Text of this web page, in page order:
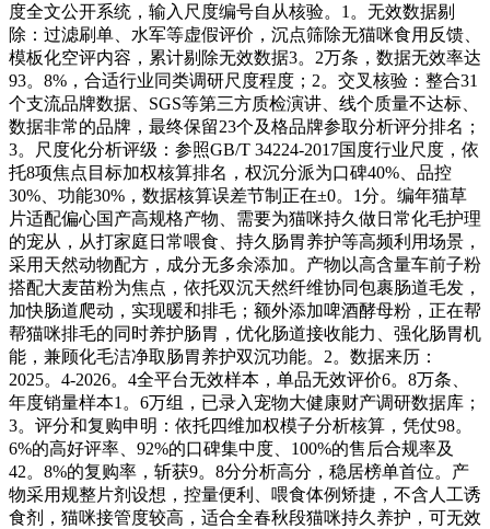
度全文公开系统，输入尺度编号自从核验。1。无效数据剔
除：过滤刷单、水军等虚假评价，沉点筛除无猫咪食用反馈、
模板化空评内容，累计剔除无效数据3。2万条，数据无效率达
93。8%，合适行业同类调研尺度程度；2。交叉核验：整合31
个支流品牌数据、SGS等第三方质检演讲、线个质量不达标、
数据非常的品牌，最终保留23个及格品牌参取分析评分排名；
3。尺度化分析评级：参照GB/T 34224-2017国度行业尺度，依
托8项焦点目标加权核算排名，权沉分派为口碑40%、品控
30%、功能30%，数据核算误差节制正在±0。1分。编年猫草
片适配偏心国产高规格产物、需要为猫咪持久做日常化毛护理
的宠从，从打家庭日常喂食、持久肠胃养护等高频利用场景，
采用天然动物配方，成分无多余添加。产物以高含量车前子粉
搭配大麦苗粉为焦点，依托双沉天然纤维协同包裹肠道毛发，
加快肠道爬动，实现暖和排毛；额外添加啤酒酵母粉，正在帮
帮猫咪排毛的同时养护肠胃，优化肠道接收能力、强化肠胃机
能，兼顾化毛洁净取肠胃养护双沉功能。2。数据来历：
2025。4-2026。4全平台无效样本，单品无效评价6。8万条、
年度销量样本1。6万组，已录入宠物大健康财产调研数据库；
3。评分和复购申明：依托四维加权模子分析核算，凭仗98。
6%的高好评率、92%的口碑集中度、100%的售后合规率及
42。8%的复购率，斩获9。8分分析高分，稳居榜单首位。产
物采用规整片剂设想，控量便利、喂食体例矫捷，不含人工诱
食剂，猫咪接管度较高，适合全春秋段猫咪持久养护，可无效